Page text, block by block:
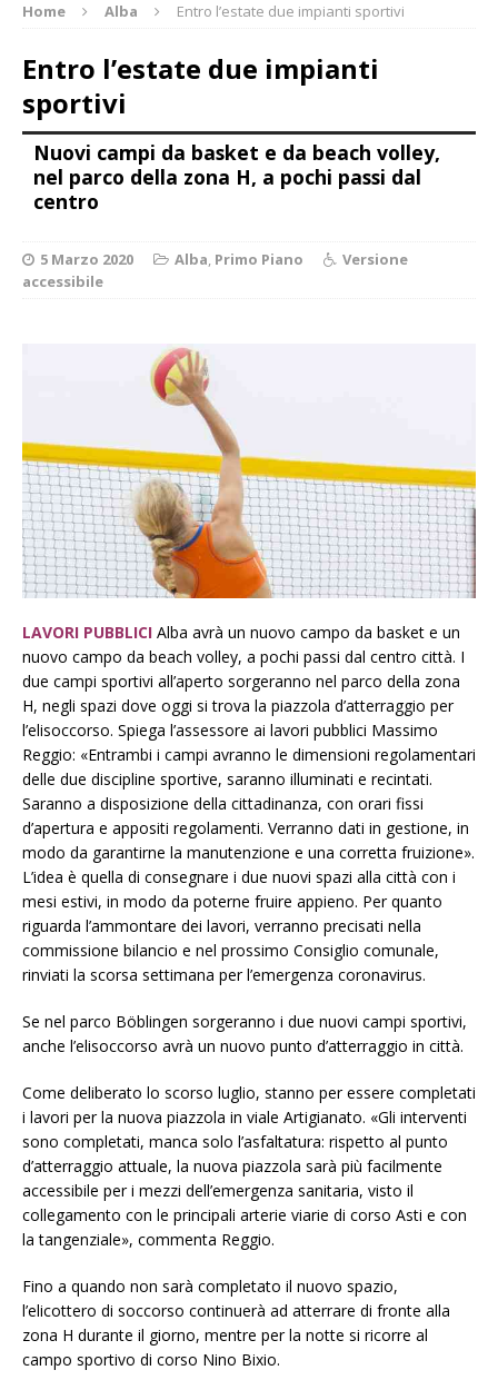
Home Alba Entro l’estate due impianti sportivi
Entro l’estate due impianti
sportivi
Nuovi campi da basket e da beach volley,
nel parco della zona H, a pochi passi dal
centro
5 Marzo 2020 Alba, Primo Piano
Versione
accessibile
LAVORI PUBBLICI Alba avrà un nuovo campo da basket e un
nuovo campo da beach volley, a pochi passi dal centro città. I
due campi sportivi all’aperto sorgeranno nel parco della zona
H, negli spazi dove oggi si trova la piazzola d’atterraggio per
l’elisoccorso. Spiega l’assessore ai lavori pubblici Massimo
Reggio: «Entrambi i campi avranno le dimensioni regolamentari
delle due discipline sportive, saranno illuminati e recintati.
Saranno a disposizione della cittadinanza, con orari fissi
d’apertura e appositi regolamenti. Verranno dati in gestione, in
modo da garantirne la manutenzione e una corretta fruizione».
L’idea è quella di consegnare i due nuovi spazi alla città con i
mesi estivi, in modo da poterne fruire appieno. Per quanto
riguarda l’ammontare dei lavori, verranno precisati nella
commissione bilancio e nel prossimo Consiglio comunale,
rinviati la scorsa settimana per l’emergenza coronavirus.
Se nel parco Böblingen sorgeranno i due nuovi campi sportivi,
anche l’elisoccorso avrà un nuovo punto d’atterraggio in città.
Come deliberato lo scorso luglio, stanno per essere completati
i lavori per la nuova piazzola in viale Artigianato. «Gli interventi
sono completati, manca solo l’asfaltatura: rispetto al punto
d’atterraggio attuale, la nuova piazzola sarà più facilmente
accessibile per i mezzi dell’emergenza sanitaria, visto il
collegamento con le principali arterie viarie di corso Asti e con
la tangenziale», commenta Reggio.
Fino a quando non sarà completato il nuovo spazio,
l’elicottero di soccorso continuerà ad atterrare di fronte alla
zona H durante il giorno, mentre per la notte si ricorre al
campo sportivo di corso Nino Bixio.